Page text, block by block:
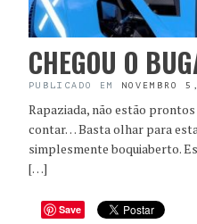
CHEGOU O
PUBLICADO EM NOVEMBRO
Rapaziada, não estão
contar… Basta olhar para
simplesmente boquiaberto.
[…]
Save